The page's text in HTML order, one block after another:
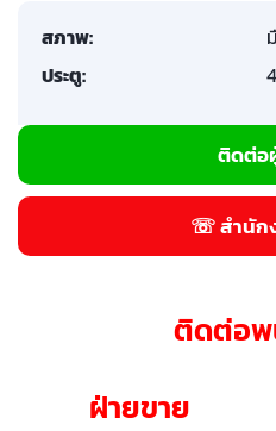
สภาพ:
ประตู:
ติดต่อ
☏ สำนัก
ติดต่อ
ฝ่ายขาย